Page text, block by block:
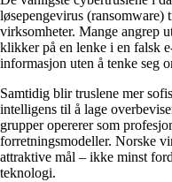
løsepengevirus (ransomware)
virksomheter. Mange angrep
klikker på en lenke i en falsk
informasjon uten å tenke seg
Samtidig blir truslene mer
intelligens til å lage
grupper opererer som
forretningsmodeller. Norske
attraktive mål – ikke minst
teknologi.